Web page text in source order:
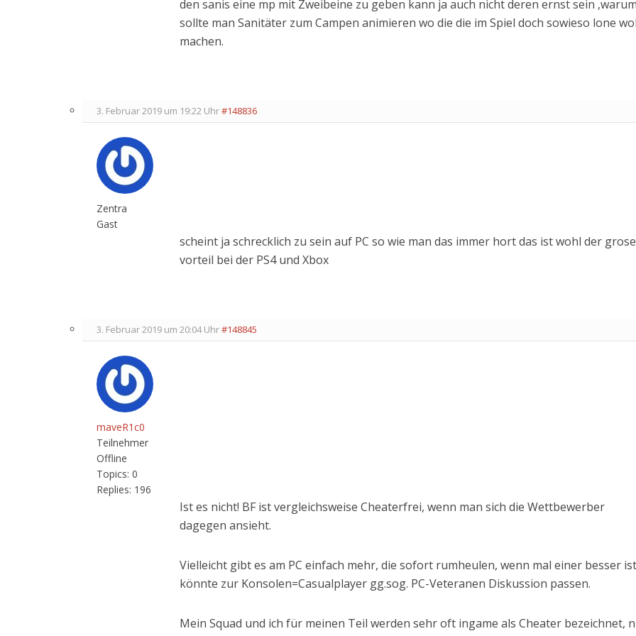
den sanis eine mp mit Zweibeine zu geben kann ja auch nicht deren ernst sein
sollte man Sanitäter zum Campen animieren wo die die im Spiel doch sowieso lone
machen.
3. Februar 2019 um 19:22 Uhr#148836
Zentra
Gast
scheint ja schrecklich zu sein auf PC so wie man das immer hort das ist wohl der grose
vorteil bei der PS4 und Xbox
3. Februar 2019 um 20:04 Uhr#148845
maveR1c0
Teilnehmer
Offline
Topics: 0
Replies: 196
Ist es nicht! BF ist vergleichsweise Cheaterfrei, wenn man sich die Wettbewerber
dagegen ansieht.
Vielleicht gibt es am PC einfach mehr, die sofort rumheulen, wenn mal einer besser
könnte zur Konsolen=Casualplayer gg.sog. PC-Veteranen Diskussion passen.
Mein Squad und ich für meinen Teil werden sehr oft ingame als Cheater bezeichnet,